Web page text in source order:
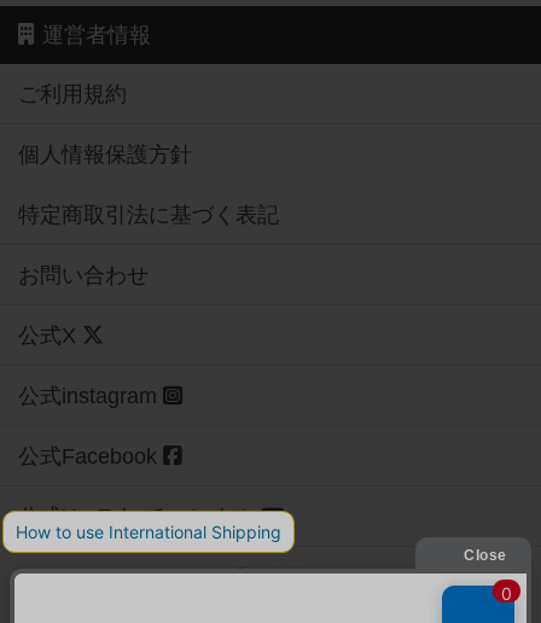
運営者情報
ご利用規約
個人情報保護方針
特定商取引法に基づく表記
お問い合わせ
公式X
公式instagram
公式Facebook
公式YouTubeチャンネル
Copyright (c)